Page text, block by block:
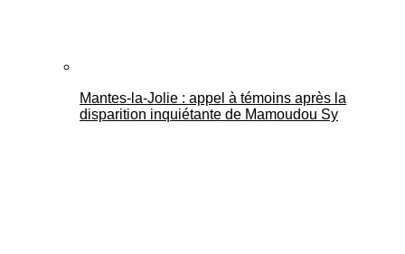
Mantes-la-Jolie : appel à témoins après la
disparition inquiétante de Mamoudou Sy